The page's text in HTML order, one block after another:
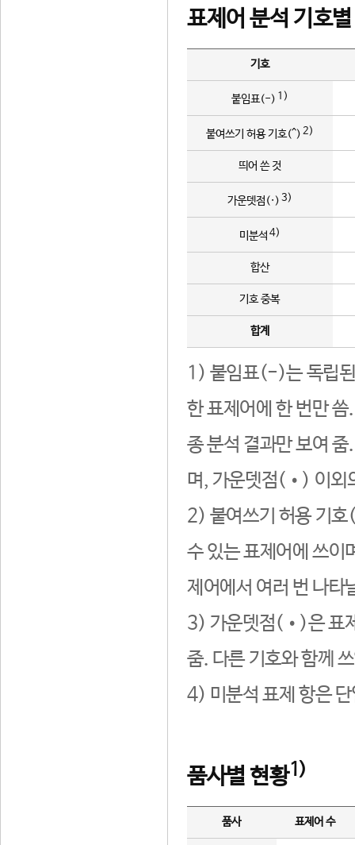
표제어 분석 기호
기호
붙임표(-) 1)
붙여쓰기 허용 기호(^) 2)
띄어 쓴 것
가운뎃점(·) 3)
미분석 4)
합산
기호 중복
합계
1) 붙임표(-)는 독립된
한 표제어에 한 번만
종 분석 결과만 보여
며, 가운뎃점(•) 이외
2) 붙여쓰기 허용 기호
수 있는 표제어에 쓰이
제어에서 여러 번 나타
3) 가운뎃점(•)은 표
줌. 다른 기호와 함께
4) 미분석 표제 항은
품사별 현황1)
품사 표제어 수